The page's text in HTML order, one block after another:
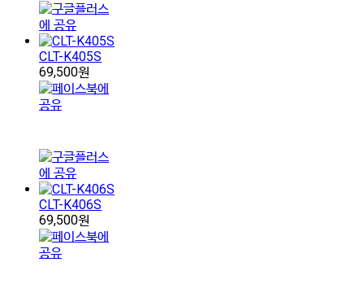
CLT-K405S
69,500원
CLT-K406S
69,500원